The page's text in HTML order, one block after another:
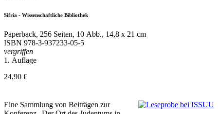
Sifria - Wissenschaftliche Bibliothek
Paperback, 256 Seiten, 10 Abb., 14,8 x 21 cm
ISBN 978-3-937233-05-5
vergriffen
1. Auflage
24,90 €
Eine Sammlung von Beiträgen zur